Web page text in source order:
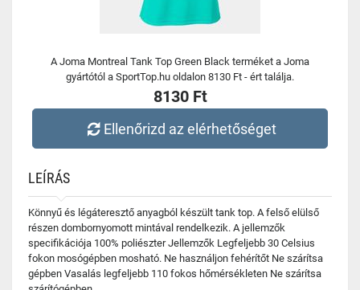
A Joma Montreal Tank Top Green Black terméket a Joma
gyártótól a SportTop.hu oldalon 8130 Ft - ért találja.
8130 Ft
Ellenőrizd az elérhetőséget
LEÍRÁS
Könnyű és légáteresztő anyagból készült tank top. A felső elülső
részen dombornyomott mintával rendelkezik. A jellemzők
specifikációja 100% poliészter Jellemzők Legfeljebb 30 Celsius
fokon mosógépben mosható. Ne használjon fehérítőt Ne szárítsa
gépben Vasalás legfeljebb 110 fokos hőmérsékleten Ne szárítsa